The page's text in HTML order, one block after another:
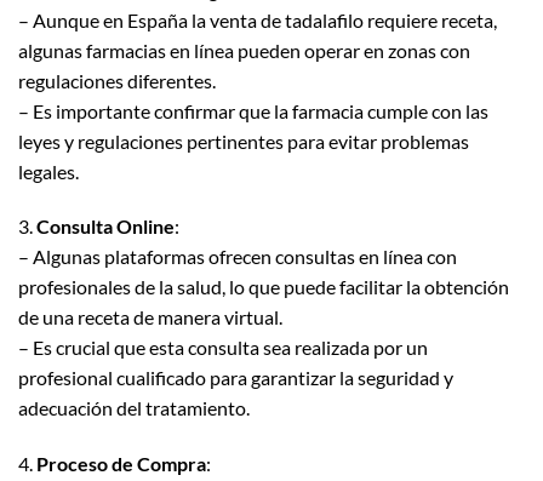
– Aunque en España la venta de tadalafilo requiere receta,
algunas farmacias en línea pueden operar en zonas con
regulaciones diferentes.
– Es importante confirmar que la farmacia cumple con las
leyes y regulaciones pertinentes para evitar problemas
legales.
3.Consulta Online:
– Algunas plataformas ofrecen consultas en línea con
profesionales de la salud, lo que puede facilitar la obtención
de una receta de manera virtual.
– Es crucial que esta consulta sea realizada por un
profesional cualificado para garantizar la seguridad y
adecuación del tratamiento.
4. Proceso de Compra: